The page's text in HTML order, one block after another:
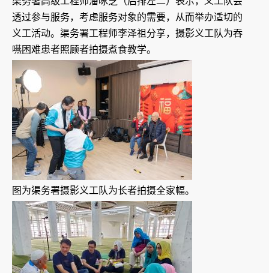
透过参与服务，考虑服务对象的需要，从而举办适切的
义工活动。渠务署工程师李泽祖分享，摄影义工队为吞
嚥困难患者照顾者拍摄煮食教学。
图为渠务署摄影义工队为长者拍摄全家幅。